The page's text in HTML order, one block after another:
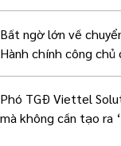
Bất ngờ lớn về
Hành chính công chủ
Phó TGĐ Viettel
mà không cần tạo ra